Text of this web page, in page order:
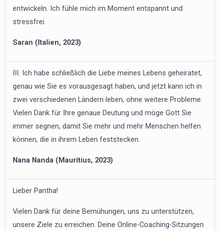
entwickeln. Ich fühle mich im Moment entspannt und
stressfrei.
Saran (Italien, 2023)
III. Ich habe schließlich die Liebe meines Lebens geheiratet,
genau wie Sie es vorausgesagt haben, und jetzt kann ich in
zwei verschiedenen Ländern leben, ohne weitere Probleme.
Vielen Dank für Ihre genaue Deutung und möge Gott Sie
immer segnen, damit Sie mehr und mehr Menschen helfen
können, die in ihrem Leben feststecken.
Nana Nanda (Mauritius, 2023)
Lieber Pantha!
Vielen Dank für deine Bemühungen, uns zu unterstützen,
unsere Ziele zu erreichen. Deine Online-Coaching-Sitzungen